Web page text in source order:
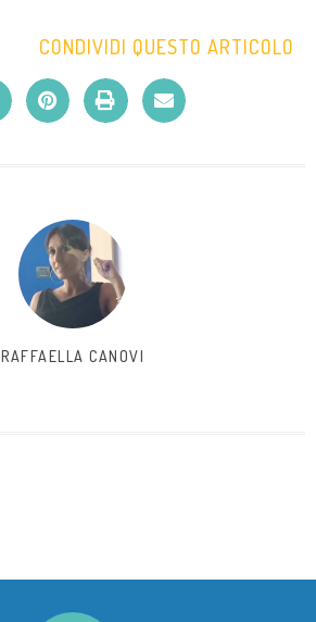
CONDIVIDI QUESTO ARTICOLO
RAFFAELLA CANOVI